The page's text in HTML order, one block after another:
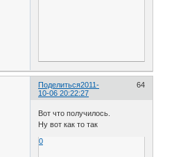
Поделиться 64
2011-
10-06 20:22:27
Вот что получилось.
Ну вот как то так
0